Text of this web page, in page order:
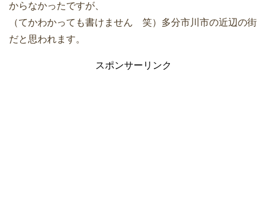
からなかったですが、
（てかわかっても書けません 笑）多分市川市の近辺の街
だと思われます。
スポンサーリンク